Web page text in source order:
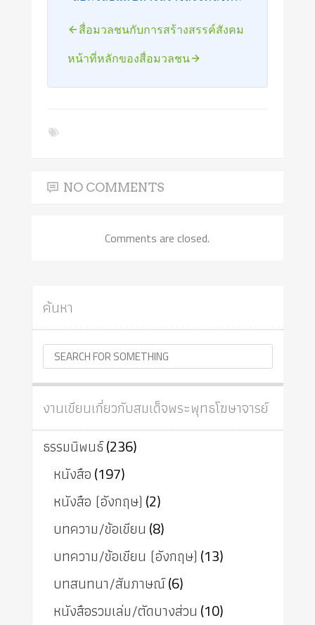
สื่อมวลชนกับการสร้างสรรค์สังคม
หน้าที่หลักของสื่อมวลชน
NO COMMENTS
Comments are closed.
ค้นหา
งานเขียนเกี่ยวกับสมเด็จพระพุทธโฆษาจารย์
ธรรมนิพนธ์(236)
หนังสือ(197)
หนังสือ (อังกฤษ) (2)
บทความ/ข้อเขียน (8)
บทความ/ข้อเขียน (อังกฤษ) (13)
บทสนทนา/สัมภาษณ์(6)
หนังสือรวมเล่ม/ตัดบางส่วน (10)